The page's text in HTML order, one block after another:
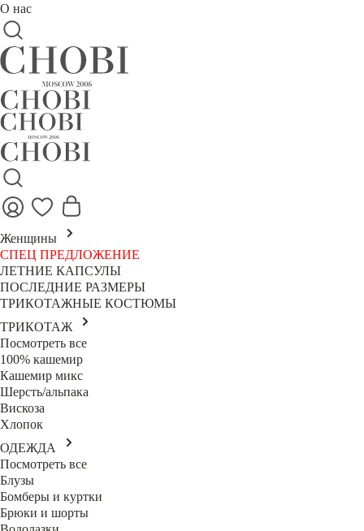
О нас
Женщины
СПЕЦ ПРЕДЛОЖЕНИЕ
ЛЕТНИЕ КАПСУЛЫ
ПОСЛЕДНИЕ РАЗМЕРЫ
ТРИКОТАЖНЫЕ КОСТЮМЫ
ТРИКОТАЖ
Посмотреть все
100% кашемир
Кашемир микс
Шерсть/альпака
Вискоза
Хлопок
ОДЕЖДА
Посмотреть все
Блузы
Бомберы и куртки
Брюки и шорты